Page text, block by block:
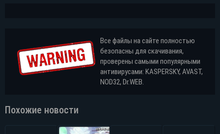
Все файлы на сайте полностью
безопасны для скачивания,
проверены самыми популярными
антивирусами: KASPERSKY, AVAST,
NOD32, Dr.WEB.
Похожие новости